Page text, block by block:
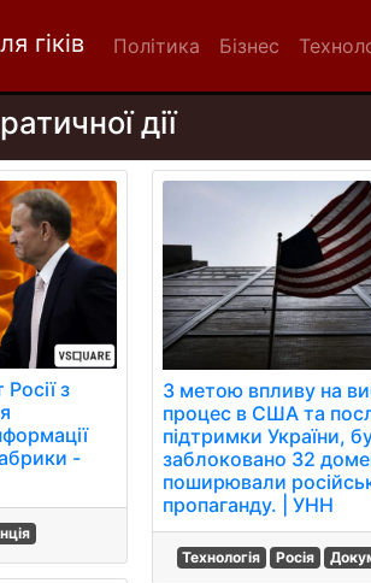
гіків Політика Бізнес
дії
з
-
З метою впливу на
процес в США та
підтримки України,
заблоковано 32
поширювали
пропаганду. | УНН
Технологія Росія